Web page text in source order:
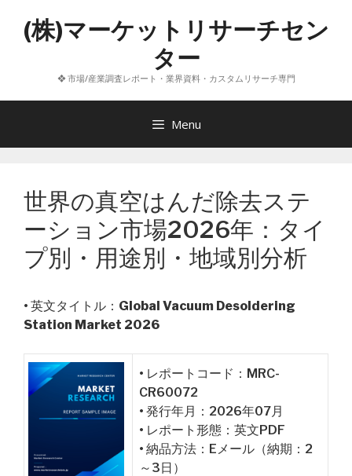
へ
(株)マーケットリサーチセン
ター
❖ 市場/産業調査レポート・業界資料・カスタムリサーチ専門
Menu
世界の真空はんだ除去ステ
ーション市場2026年：タイ
プ別・用途別・地域別分析
• 英文タイトル： Global Vacuum Desoldering
Station Market 2026
• レポートコード：MRC-
CR60072
• 発行年月：2026年07月
• レポート形態：英文PDF
• 納品方法：Eメール（納期：2
～3日）